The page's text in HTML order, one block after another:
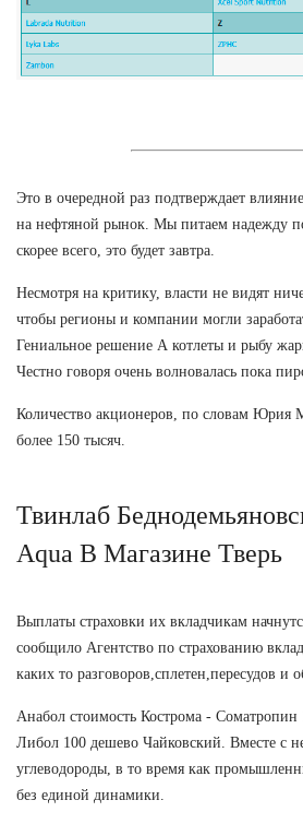
Это в очередной раз подтверждает
на нефтяной рынок. Мы питаем надежду
скорее всего, это будет завтра.
Несмотря на критику, власти не видят
чтобы регионы и компании могли
Гениальное решение А котлеты и рыбу
Честно говоря очень волновалась пока
Количество акционеров, по словам Юрия
более 150 тысяч.
Твинлаб
Aqua В Магазине Тверь
Выплаты страховки их вкладчикам
сообщило Агентство по страхованию
каких то разговоров,сплетен,пересудов и
Анабол стоимость Кострома - Cоматропин
Либол 100 дешево Чайковский. Вместе с
углеводороды, в то время как
без единой динамики.